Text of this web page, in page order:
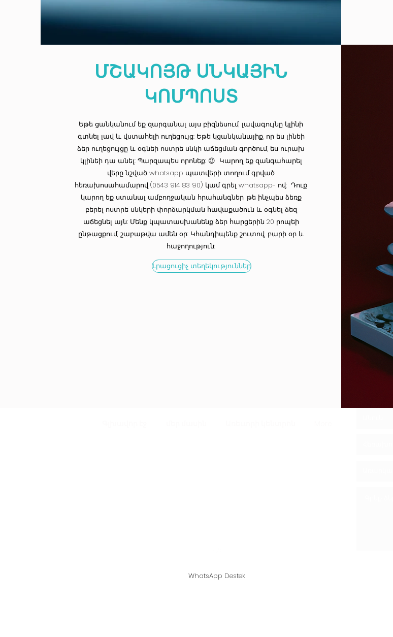
ՄՇԱԿՈՅԹ ՍՆԿԱՅԻՆ
ԿՈՄՊՈՍՏ
Եթե ցանկանում եք զարգանալ այս բիզնեսում, լավագույնը կլինի
գտնել լավ և վստահելի ուղեցույց: Եթե կցանկանայիք, որ ես լինեի
ձեր ուղեցույցը և օգնեի ոստրե սնկի աճեցման գործում, ես ուրախ
կլինեի դա անել: Պարզապես որոնեք: 😉 Կարող եք զանգահարել
վերը նշված whatsapp պատվերի տողում գրված
հեռախոսահամարով (0543 914 83 90) կամ գրել whatsapp- ով: Դուք
կարող եք ստանալ ամբողջական հրահանգներ, թե ինչպես ձեռք
բերել ոստրե սնկերի փորձարկման հավաքածուն և օգնել ձեզ
աճեցնել այն: Մենք կպատասխանենք ձեր հարցերին 20 րոպեի
ընթացքում, շաբաթվա ամեն օր: Կհանդիպենք շուտով, բարի օր և
հաջողություն:
Լրացուցիչ տեղեկություններ
WhatsApp Destek